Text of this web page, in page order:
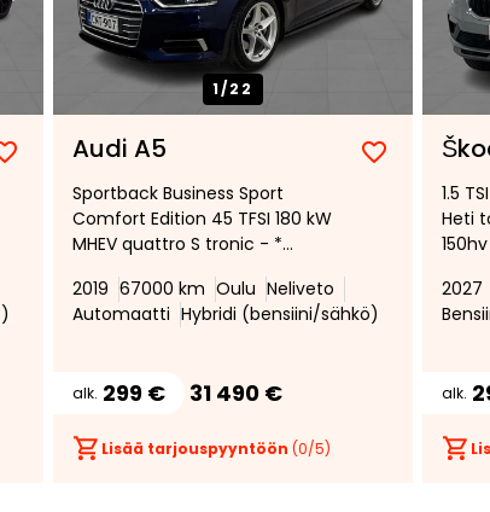
Lisää
suosikiksi
Poista
suosikeista
1/22
Audi A5
Lisää
suosikiksi
Poista
Sportback Business Sport
Comfort Edition 45 TFSI 180 kW
MHEV quattro S tronic - *
Alletaittuva Vetokoukku *
Vakionopeudensäädin * Matrix
2019 67000 km Oulu Neliveto
Automaatti Hybridi (bensiini/sähkö)
alk. 299 € 31 490 €
Lisää tarjouspyyntöön (0/5)
1.5
Heti
2027
alk.